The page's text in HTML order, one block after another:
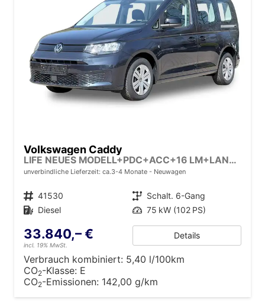
Volkswagen Caddy
LIFE NEUES MODELL+PDC+ACC+16 LM+LANE ASSIST
unverbindliche Lieferzeit: ca.3-4 Monate Neuwagen
Fahrzeugnr. 41530 Getriebe Schalt. 6-Gang
Kraftstoff Diesel Leistung 75 kW (102 PS)
33.840,– €
incl. 19% MwSt.
Details
Verbrauch kombiniert: 5,40 l/100km
CO2-Klasse: E
CO2-Emissionen: 142,00 g/km